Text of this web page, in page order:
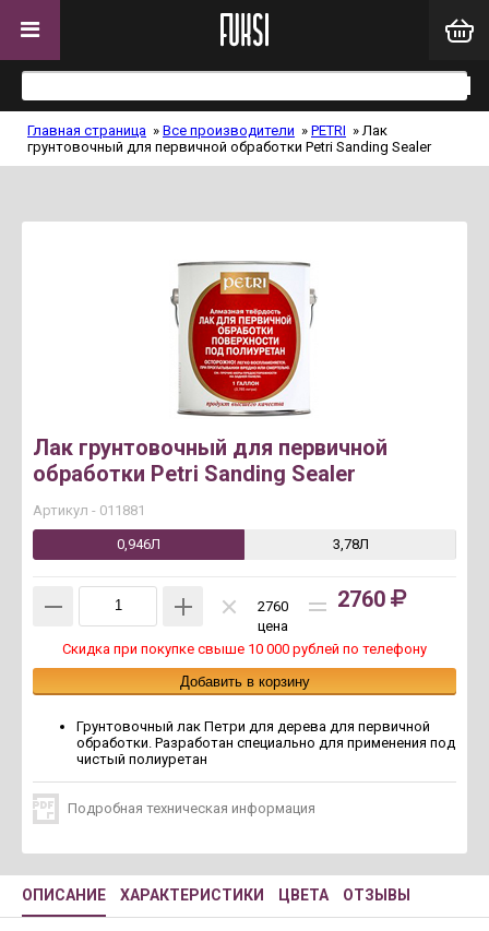
Главная страница » Все производители » PETRI »Лак
грунтовочный для первичной обработки Petri Sanding Sealer
Лак грунтовочный для первичной
обработки Petri Sanding Sealer
Артикул - 011881
0,946Л 3,78Л
2760
цена
2760
Скидка при покупке свыше 10 000 рублей по телефону
Грунтовочный лак Петри для дерева для первичной
обработки. Разработан специально для применения под
чистый полиуретан
Подробная техническая информация
ОПИСАНИЕ ХАРАКТЕРИСТИКИ ЦВЕТА ОТЗЫВЫ